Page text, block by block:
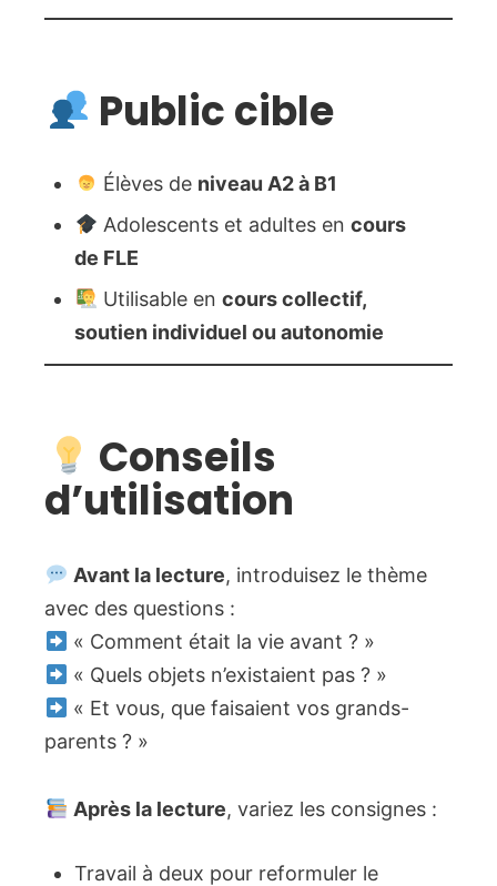
Public cible
Élèves de niveau A2 à B1
Adolescents et adultes en cours
de FLE
Utilisable en cours collectif,
soutien individuel ou autonomie
Conseils
d’utilisation
Avant la lecture, introduisez le thème
avec des questions :
« Comment était la vie avant ? »
« Quels objets n’existaient pas ? »
« Et vous, que faisaient vos grands-
parents ? »
Après la lecture, variez les consignes :
Travail à deux pour reformuler le